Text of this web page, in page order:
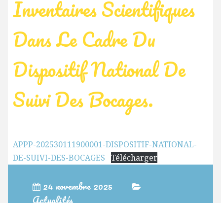
Inventaires Scientifiques
Dans Le Cadre Du
Dispositif National De
Suivi Des Bocages.
APPP-202530111900001-DISPOSITIF-NATIONAL-
DE-SUIVI-DES-BOCAGES Télécharger
24 novembre 2025
Actualités